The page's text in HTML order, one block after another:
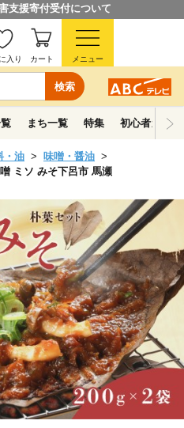
支援寄付受付について
検索
入り カート メニュー
まち一覧 特集 初心者ガイド
・油
味噌・醤油
ミソ みそ下呂市 馬瀬